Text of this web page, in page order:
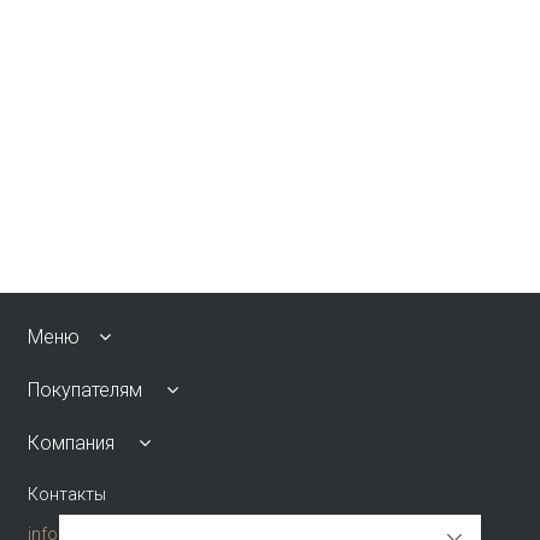
Меню
Покупателям
Компания
Контакты
info@emkafashion.ru